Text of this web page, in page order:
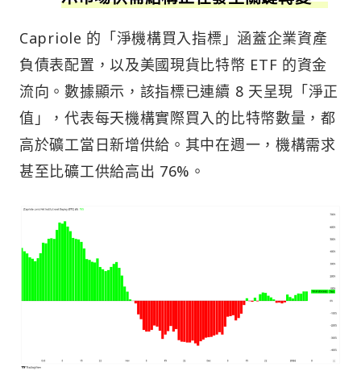
Capriole 的「淨機構買入指標」涵蓋企業資產
負債表配置，以及美國現貨比特幣 ETF 的資金
流向。數據顯示，該指標已連續 8 天呈現「淨正
值」，代表每天機構實際買入的比特幣數量，都
高於礦工當日新增供給。其中在週一，機構需求
甚至比礦工供給高出 76%。